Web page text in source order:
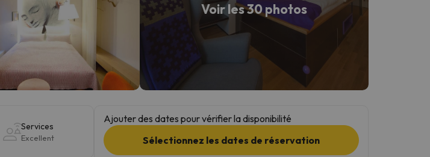
Voir les 30 photos
Services
Excellent
Ajouter des dates pour vérifier la disponibilité
Sélectionnez les dates de réservation